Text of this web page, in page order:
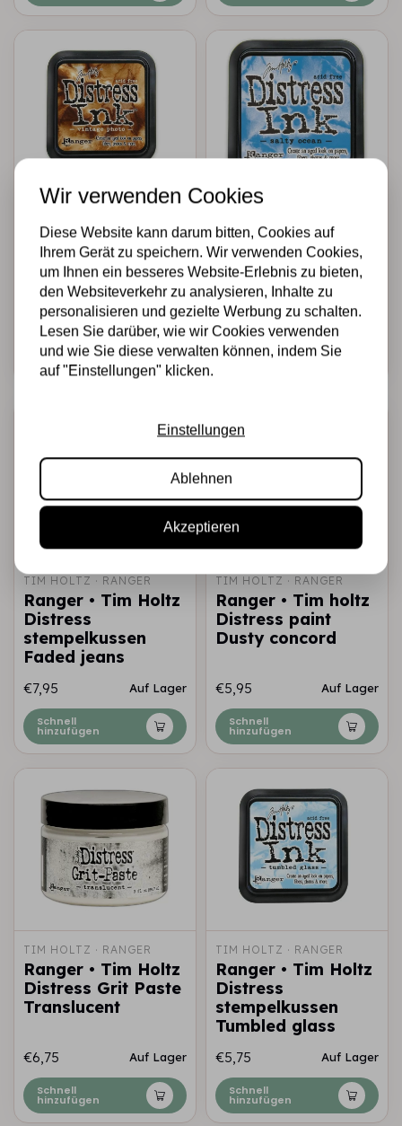
Ranger • Tim Holtz
Distress ink
Vintage photo
€7,95 Auf Lager
Schnell
hinzufügen
Ranger • Tim Holtz
Distress
stempelkussen
Salty ocean
€5,75 Auf Lager
Schnell
hinzufügen
TIM HOLTZ · RANGER
Ranger • Tim Holtz
Distress
stempelkussen
Faded jeans
€7,95 Auf Lager
Schnell
hinzufügen
TIM HOLTZ · RANGER
Ranger • Tim holtz
Distress paint
Dusty concord
€5,95 Auf Lager
Schnell
hinzufügen
TIM HOLTZ · RANGER
Ranger • Tim Holtz
Distress Grit Paste
Translucent
€6,75 Auf Lager
Schnell
hinzufügen
TIM HOLTZ · RANGER
Ranger • Tim Holtz
Distress
stempelkussen
Tumbled glass
€5,75 Auf Lager
Schnell
hinzufügen
Wir verwenden Cookies
Diese Website kann darum bitten, Cookies auf
Ihrem Gerät zu speichern. Wir verwenden Cookies,
um Ihnen ein besseres Website-Erlebnis zu bieten,
den Websiteverkehr zu analysieren, Inhalte zu
personalisieren und gezielte Werbung zu schalten.
Lesen Sie darüber, wie wir Cookies verwenden
und wie Sie diese verwalten können, indem Sie
auf "Einstellungen" klicken.
Einstellungen
Ablehnen
Akzeptieren